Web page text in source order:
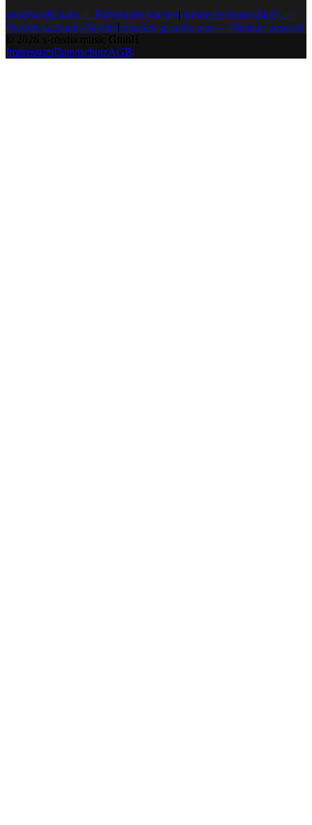
partybands24.de — Partybands buchen oktoberfestbands24.de —
Oktoberfestbands buchen musiker-gesucht.com — Musiker gesucht
ImpressumDatenschutzAGB